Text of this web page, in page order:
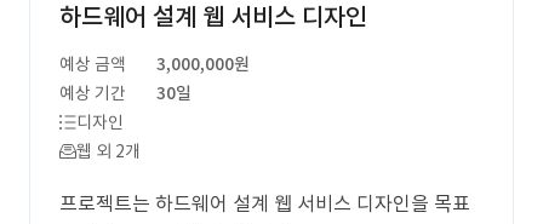
하드웨어 설계 웹 서비스 디자인
예상 금액
3,000,000원
예상 기간
30일
디자인
웹 외 2개
프로젝트는 하드웨어 설계 웹 서비스 디자인을 목표